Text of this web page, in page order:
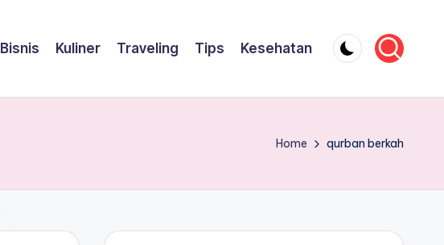
Bisnis Kuliner Traveling Tips Kesehatan
Home qurban berkah